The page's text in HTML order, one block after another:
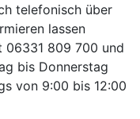
telefonisch über
lassen
06331 809 700 und
bis Donnerstag
von 9:00 bis 12:00